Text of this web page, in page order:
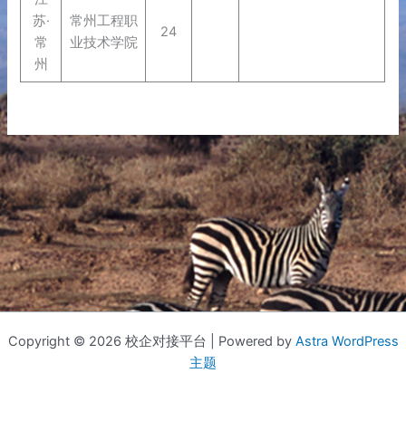
苏·
常
州
常州工程职
业技术学院
24
Copyright © 2026 校企对接平台 | Powered by Astra WordPress
主题